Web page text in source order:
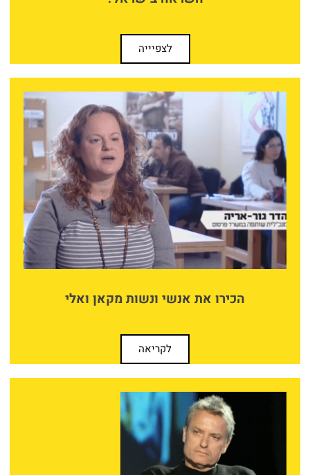
לצפיייה
הכירו את אנשי ונשות מקאן ואלי
לקריאה